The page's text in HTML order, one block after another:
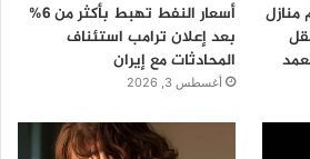
أسعار النفط تهبط بأكثر من 6%
بعد إعلان ترامب استئناف
المحادثات مع إيران
أغسطس 3, 2026